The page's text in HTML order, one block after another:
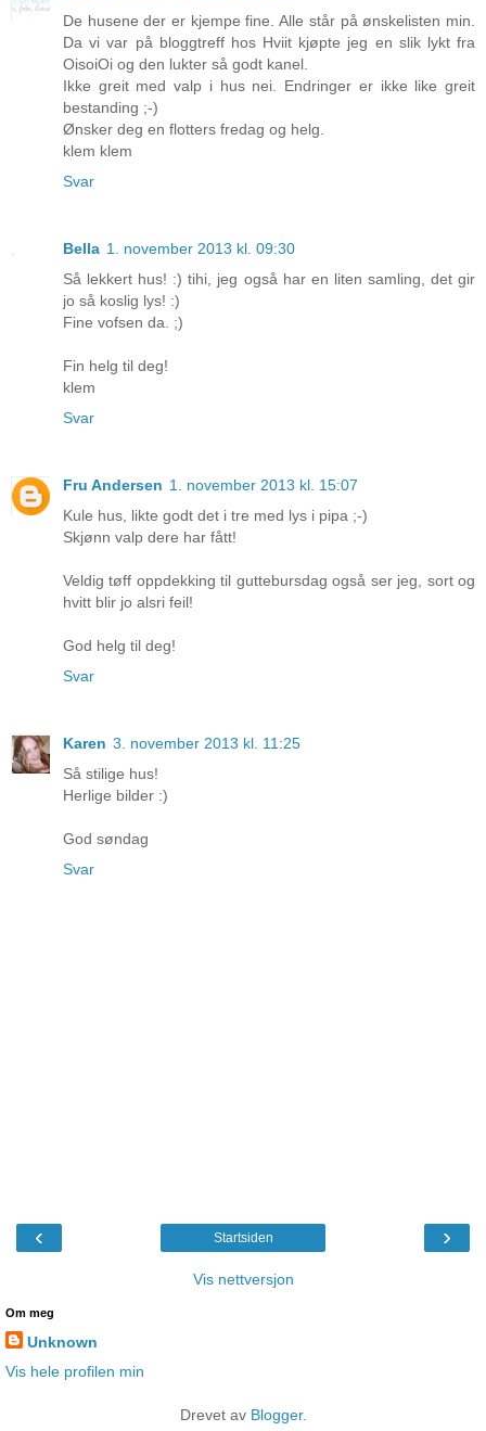
De husene der er kjempe fine. Alle står på ønskelisten min.
Da vi var på bloggtreff hos Hviit kjøpte jeg en slik lykt fra
OisoiOi og den lukter så godt kanel.
Ikke greit med valp i hus nei. Endringer er ikke like greit
bestanding ;-)
Ønsker deg en flotters fredag og helg.
klem klem
Svar
Bella 1. november 2013 kl. 09:30
Så lekkert hus! :) tihi, jeg også har en liten samling, det gir
jo så koslig lys! :)
Fine vofsen da. ;)
Fin helg til deg!
klem
Svar
Fru Andersen 1. november 2013 kl. 15:07
Kule hus, likte godt det i tre med lys i pipa ;-)
Skjønn valp dere har fått!
Veldig tøff oppdekking til guttebursdag også ser jeg, sort og
hvitt blir jo alsri feil!
God helg til deg!
Svar
Karen 3. november 2013 kl. 11:25
Så stilige hus!
Herlige bilder :)
God søndag
Svar
‹ ›
Startsiden
Vis nettversjon
Om meg
Unknown
Vis hele profilen min
Drevet av Blogger.